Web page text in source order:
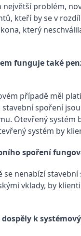
problém,
kteří by se v
který
funguje také
případě měl
spoření
Otevřený
systém by
spoření
nenabízí
vklady, by
k